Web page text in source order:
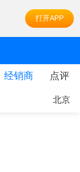
打开APP
经销商 点评
北京